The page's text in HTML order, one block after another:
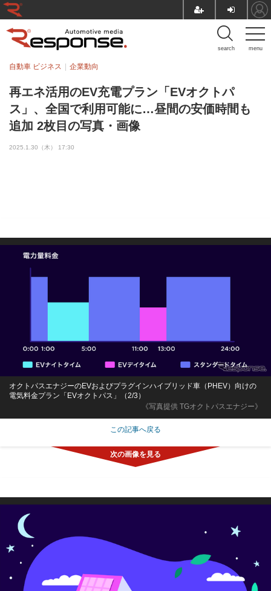
menu
search
再エネ活用のEV充電プラン「EVオクトパ
ス」、全国で利用可能に…昼間の安価時間も
追加 2枚目の写真・画像
自動車 ビジネス 企業動向
2025.1.30（木） 17:30
《写真提供 TGオクトパスエナジー》
オクトパスエナジーのEVおよびプラグインハイブリッド車（PHEV）向けの
電気料金プラン「EVオクトパス」（2/3）
この記事へ戻る